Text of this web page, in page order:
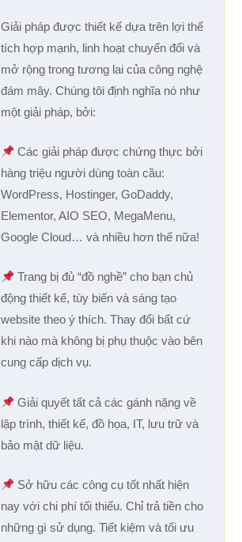
Giải pháp được thiết kế dựa trên lợi thế
tích hợp mạnh, linh hoạt chuyển đổi và
mở rộng trong tương lai của công nghệ
đám mây. Chúng tôi định nghĩa nó như
một giải pháp, bởi:
Các giải pháp được chứng thực bởi
hàng triệu người dùng toàn cầu:
WordPress, Hostinger, GoDaddy,
Elementor, AIO SEO, MegaMenu,
Google Cloud… và nhiều hơn thế nữa!
Trang bị đủ “đồ nghề” cho bạn chủ
động thiết kế, tùy biến và sáng tạo
website theo ý thích. Thay đổi bất cứ
khi nào mà không bị phụ thuộc vào bên
cung cấp dịch vụ.
Giải quyết tất cả các gánh nặng về
lập trình, thiết kế, đồ họa, IT, lưu trữ và
bảo mật dữ liệu.
Sở hữu các công cụ tốt nhất hiện
nay với chi phí tối thiểu. Chỉ trả tiền cho
những gì sử dụng. Tiết kiệm và tối ưu